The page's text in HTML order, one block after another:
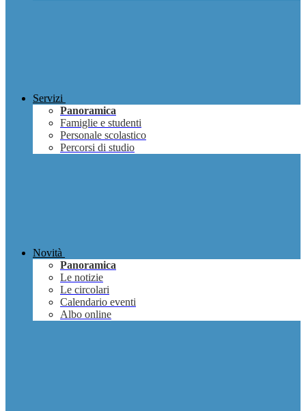
Servizi
Panoramica
Famiglie e studenti
Personale scolastico
Percorsi di studio
Novità
Panoramica
Le notizie
Le circolari
Calendario eventi
Albo online